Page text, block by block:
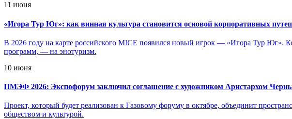
11 июня
«Игора Тур Юг»: как винная культура становится основой корпоративных
В 2026 году на карте российского MICE появился новый игрок — «Игора Тур Юг».
программ, — на энотуризм.
10 июня
ПМЭФ 2026: Экспофорум заключил соглашение с художником Аристархом
Проект, который будет реализован к Газовому форуму в октябре, объединит
обществом и культурой.